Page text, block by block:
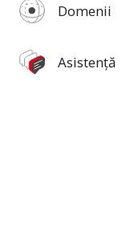
Domenii
Asistență